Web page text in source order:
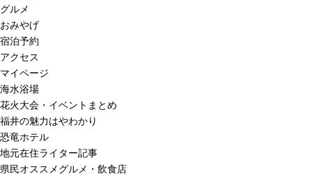
グルメ
おみやげ
宿泊予約
アクセス
マイページ
海水浴場
花火大会・イベントまとめ
福井の魅力はやわかり
恐竜ホテル
地元在住ライター記事
県民オススメグルメ・飲食店